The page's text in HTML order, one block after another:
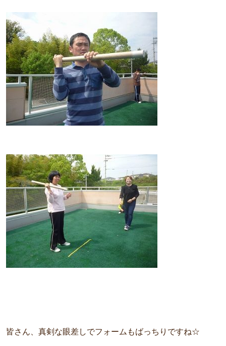
皆さん、真剣な眼差しでフォームもばっちりですね☆